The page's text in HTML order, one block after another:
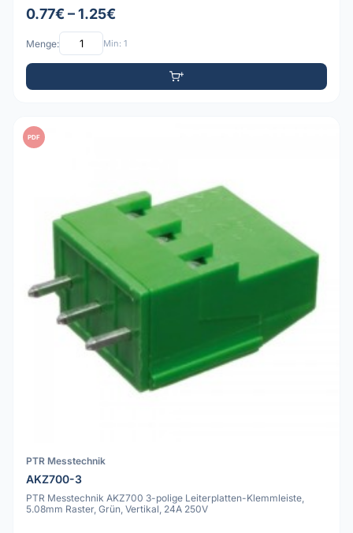
0.77€ – 1.25€
Menge: Min: 1
PDF
PTR Messtechnik
AKZ700-3
PTR Messtechnik AKZ700 3-polige Leiterplatten-Klemmleiste,
5.08mm Raster, Grün, Vertikal, 24A 250V